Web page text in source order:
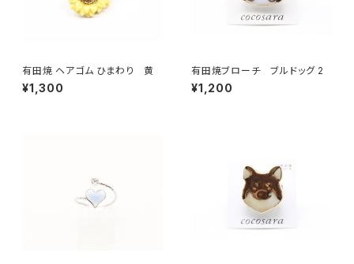
有田焼 ヘアゴム ひまわり 黄
¥1,300
有田焼ブローチ ブルドッグ 2
¥1,200